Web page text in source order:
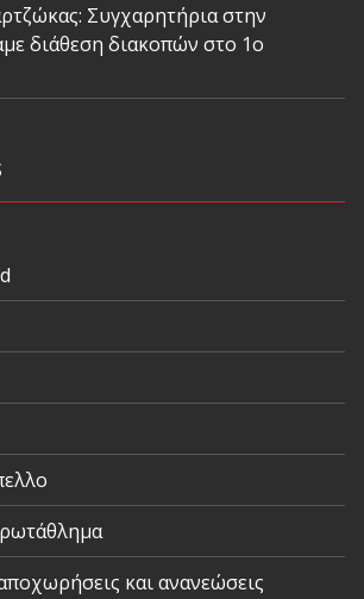
Συγχαρητήρια στην
διάθεση διακοπών στο 1ο
και ανανεώσεις